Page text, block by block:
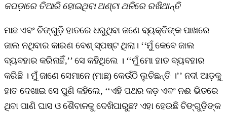
କପଡ଼ାରେ ତିଆରି ହୋଇଥିବା ଅଣ୍ଟା ଥଳିରେ ରଖିଥାନ୍ତି
ମାଛ ଏବଂ ଚିଙ୍ଗୁଡ଼ି ହାତରେ ଧରୁଥିବା ଜଣେ ବ୍ୟକ୍ତିଙ୍କ ପାଖରେ
ଜାଲ ନଥିବାର କାରଣ ବେଶ୍‌ ସ୍ପଷ୍ଟ ଥିଲା। ‘‘ମୁଁ କେବେ ଜାଲ
ବ୍ୟବହାର କରିନାହିଁ,’’ ସେ କହିଥିଲେ । ‘‘ମୁଁ ମୋ ହାତ ବ୍ୟବହାର
କରିଛି । ମୁଁ ଜାଣେ ସେମାନେ (ମାଛ) କେଉଁଠି ଲୁଚିଛନ୍ତି ।’’ ନଦୀ ଆଡ଼କୁ
ହାତ ଦେଖାଇ ସେ ପୁଣି କହିଲେ, ‘‘ଏହି ପଥର କଡ଼ ଏବଂ ନଈ ଭିତରେ
ଥିବା ପାଣି ଘାସ ଓ ଶୈବାଳକୁ ଦେଖିପାରୁଛ? ଏହା ହେଉଛି ଚିଙ୍ଗୁଡ଼ିଙ୍କ